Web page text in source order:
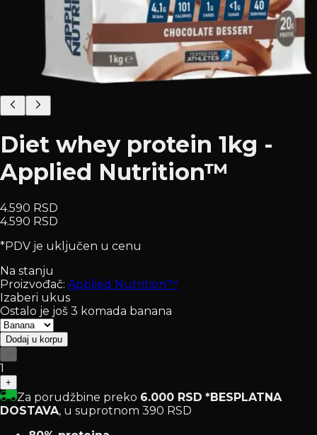
Diet whey protein 1kg -
Applied Nutrition™
4.590 RSD
4.590 RSD
*PDV je uključen u cenu
Na stanju
Proizvođač: Applied Nutrition™
Izaberi ukus
Ostalo je još 3 komada banana
Dodaj u korpu
−
1
+
Za porudžbine preko 6.000 RSD *BESPLATNA
DOSTAVA, u suprotnom 390 RSD